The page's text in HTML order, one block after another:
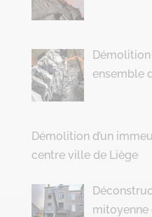
Démolition
ensemble
Démolition d’un
centre ville de Liège
mitoyenne